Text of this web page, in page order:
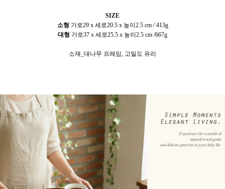
SIZE
소형 가로29 x 세로20.5 x 높이2.5 cm / 413g
대형 가로37 x 세로25.5 x 높이2.5 cm /667g
소재_대나무 프레임, 고밀도 유리